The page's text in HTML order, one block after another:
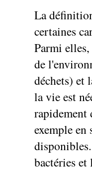
La
certaines
Parmi
de
déchets) et
la vie est
rapidement
exemple en
bactéries et